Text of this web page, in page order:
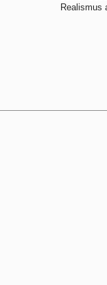
Realismus